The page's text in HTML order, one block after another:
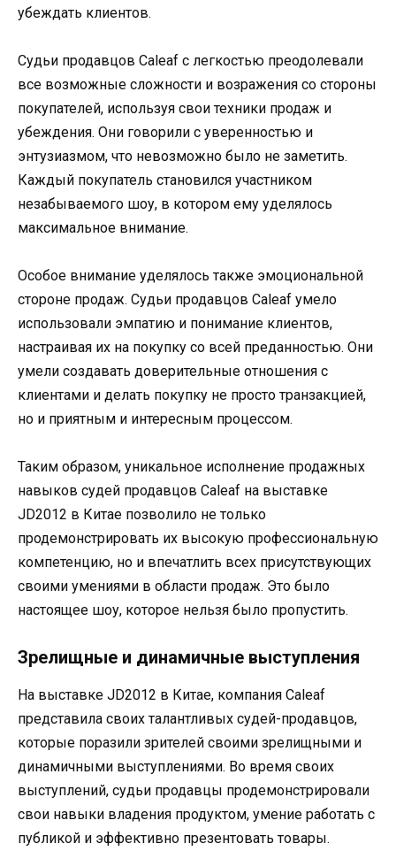
убеждать клиентов.
Судьи продавцов Caleaf с легкостью преодолевали
все возможные сложности и возражения со стороны
покупателей, используя свои техники продаж и
убеждения. Они говорили с уверенностью и
энтузиазмом, что невозможно было не заметить.
Каждый покупатель становился участником
незабываемого шоу, в котором ему уделялось
максимальное внимание.
Особое внимание уделялось также эмоциональной
стороне продаж. Судьи продавцов Caleaf умело
использовали эмпатию и понимание клиентов,
настраивая их на покупку со всей преданностью. Они
умели создавать доверительные отношения с
клиентами и делать покупку не просто транзакцией,
но и приятным и интересным процессом.
Таким образом, уникальное исполнение продажных
навыков судей продавцов Caleaf на выставке
JD2012 в Китае позволило не только
продемонстрировать их высокую профессиональную
компетенцию, но и впечатлить всех присутствующих
своими умениями в области продаж. Это было
настоящее шоу, которое нельзя было пропустить.
Зрелищные и динамичные выступления
На выставке JD2012 в Китае, компания Caleaf
представила своих талантливых судей-продавцов,
которые поразили зрителей своими зрелищными и
динамичными выступлениями. Во время своих
выступлений, судьи продавцы продемонстрировали
свои навыки владения продуктом, умение работать с
публикой и эффективно презентовать товары.